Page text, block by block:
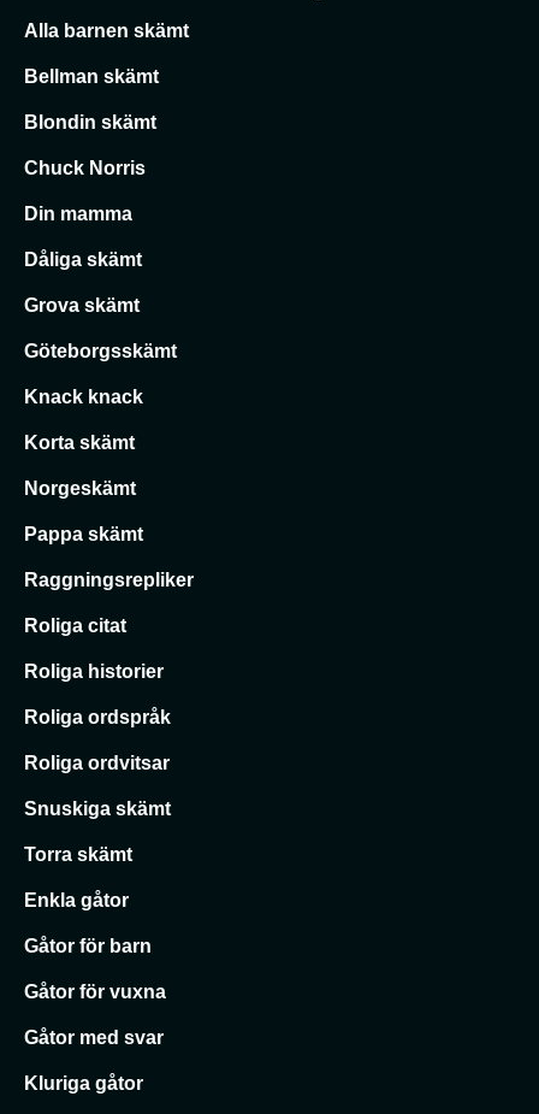
Alla barnen skämt
Bellman skämt
Blondin skämt
Chuck Norris
Din mamma
Dåliga skämt
Grova skämt
Göteborgsskämt
Knack knack
Korta skämt
Norgeskämt
Pappa skämt
Raggningsrepliker
Roliga citat
Roliga historier
Roliga ordspråk
Roliga ordvitsar
Snuskiga skämt
Torra skämt
Enkla gåtor
Gåtor för barn
Gåtor för vuxna
Gåtor med svar
Kluriga gåtor